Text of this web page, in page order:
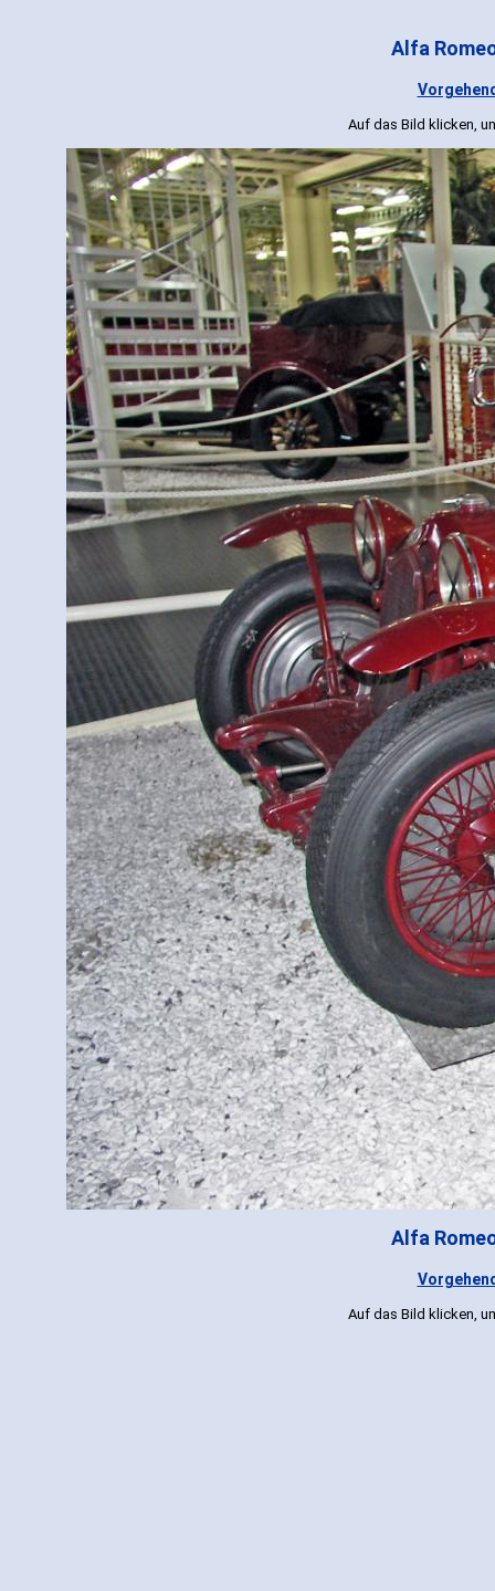
Alfa
Auf das Bild klicken,
Alfa
Auf das Bild klicken,